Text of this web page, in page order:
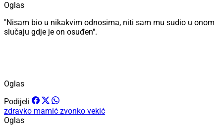
Oglas
"Nisam bio u nikakvim odnosima, niti sam mu sudio u onom
slučaju gdje je on osuđen".
Oglas
Podijeli
zdravko mamić zvonko vekić
Oglas